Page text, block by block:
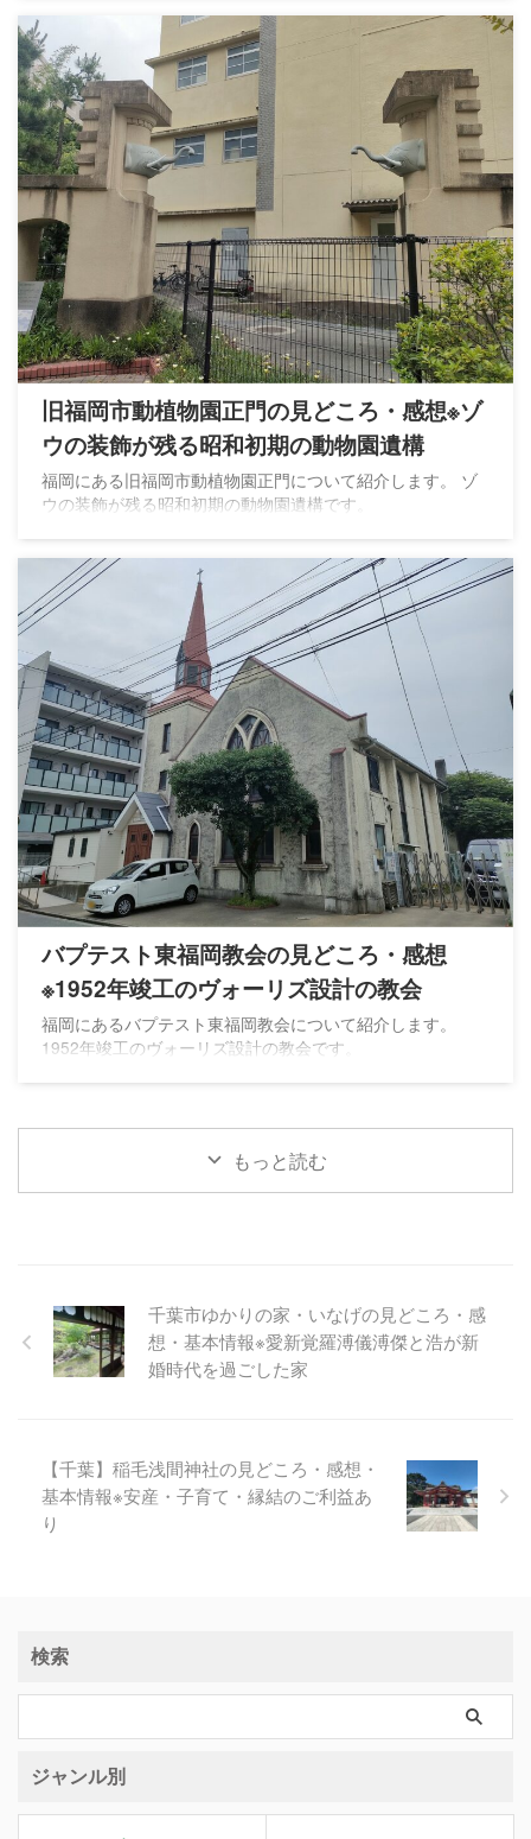
旧福岡市動植物園正門の見どころ・感想※ゾ
ウの装飾が残る昭和初期の動物園遺構
福岡にある旧福岡市動植物園正門について紹介します。 ゾ
ウの装飾が残る昭和初期の動物園遺構です。
バプテスト東福岡教会の見どころ・感想
※1952年竣工のヴォーリズ設計の教会
福岡にあるバプテスト東福岡教会について紹介します。
1952年竣工のヴォーリズ設計の教会です。
もっと読む
千葉市ゆかりの家・いなげの見どころ・感
想・基本情報※愛新覚羅溥儀溥傑と浩が新
婚時代を過ごした家
【千葉】稲毛浅間神社の見どころ・感想・
基本情報※安産・子育て・縁結のご利益あ
り
検索
ジャンル別